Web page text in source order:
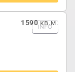
1590кв.м.
INFO